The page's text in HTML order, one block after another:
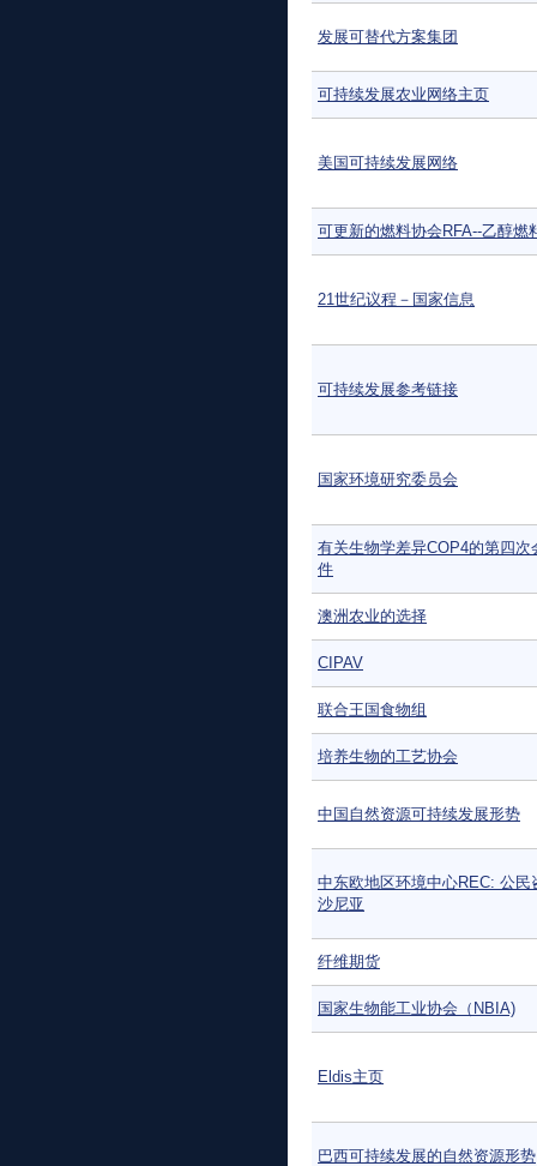
发展可替代方案集团
可持续发展农业网络主页
美国可持续发展网络
可更新的燃料协会RFA--乙醇燃
21世纪议程－国家信息
可持续发展参考链接
国家环境研究委员会
有关生物学差异COP4的第四次
件
澳洲农业的选择
CIPAV
联合王国食物组
培养生物的工艺协会
中国自然资源可持续发展形势
中东欧地区环境中心REC: 公民
沙尼亚
纤维期货
国家生物能工业协会（NBIA)
Eldis主页
巴西可持续发展的自然资源形势